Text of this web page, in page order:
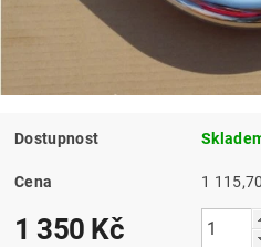
Dostupnost
Cena
1 350 Kč